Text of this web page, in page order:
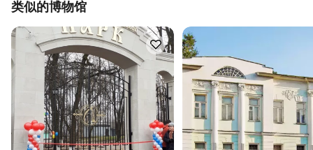
类似的博物馆